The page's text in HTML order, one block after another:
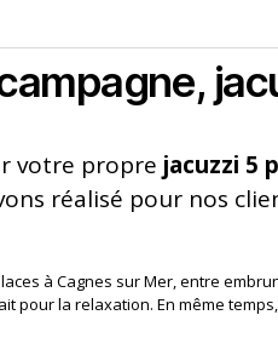
votre propre jacuzzi 5
réalisé pour nos
à Cagnes sur Mer, entre
pour la relaxation. En même